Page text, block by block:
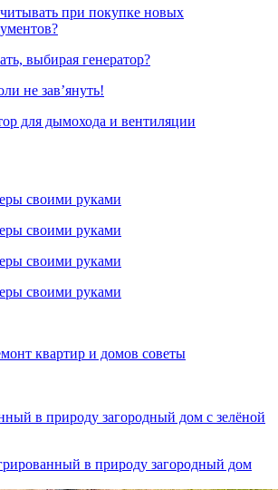
при покупке новых
выбирая генератор?
не зав’януть!
для дымохода и вентиляции
своими руками
своими руками
своими руками
своими руками
квартир и домов советы
в природу загородный дом с зелёной
в природу загородный дом